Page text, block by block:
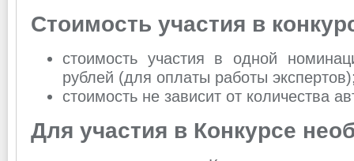
Стоимость участия в
стоимость участия в одной
рублей (для оплаты работы
стоимость не зависит от количества
Для участия в Конкурсе